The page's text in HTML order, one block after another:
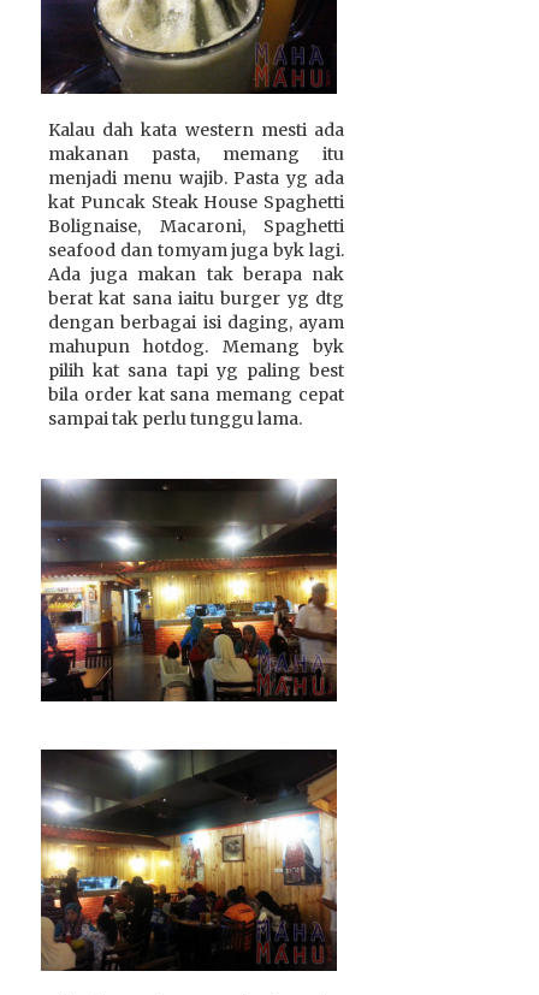
Kalau dah kata western mesti ada
makanan pasta, memang itu
menjadi menu wajib. Pasta yg ada
kat Puncak Steak House Spaghetti
Bolignaise, Macaroni, Spaghetti
seafood dan tomyam juga byk lagi.
Ada juga makan tak berapa nak
berat kat sana iaitu burger yg dtg
dengan berbagai isi daging, ayam
mahupun hotdog. Memang byk
pilih kat sana tapi yg paling best
bila order kat sana memang cepat
sampai tak perlu tunggu lama.